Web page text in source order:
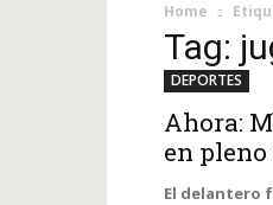
Home
Tag:
DEPORTES
Ahora:
en
El delantero